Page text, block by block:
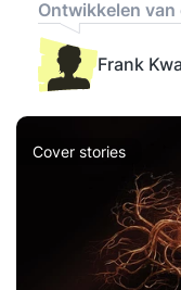
Ontwikkelen
Frank
Cover stories